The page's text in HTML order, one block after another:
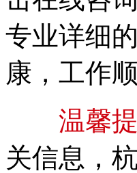
专业详细
康，工作顺
温馨
关信息，